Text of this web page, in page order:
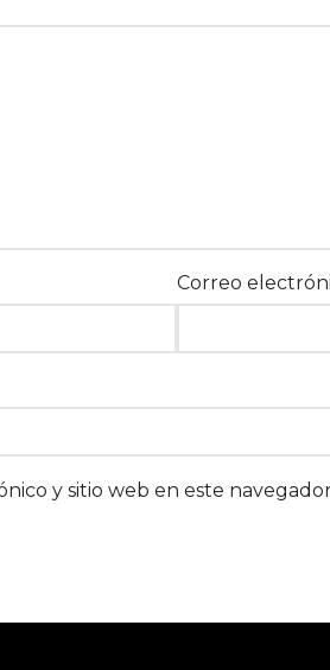
Correo
y sitio web en este